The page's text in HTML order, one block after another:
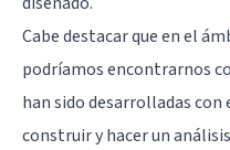
Cabe destacar que en el
podríamos encontrarnos
han sido desarrolladas
construir y hacer un